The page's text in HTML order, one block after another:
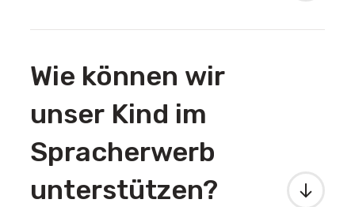
Wie können wir
unser Kind im
Spracherwerb
unterstützen?